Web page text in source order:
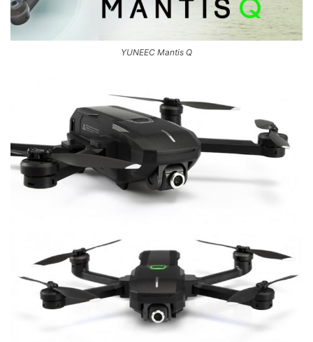
YUNEEC Mantis Q